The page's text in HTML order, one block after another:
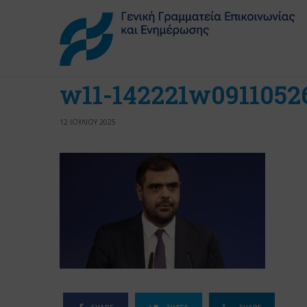
w11-
12 ΙΟΥΛΙΟΥ 2025